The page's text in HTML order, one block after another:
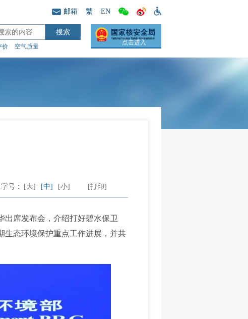
邮箱 繁 EN
价 空气质量
点击进入
[打印]
字号： [大] [中] [小]
席发布会，介绍打好碧水保卫
生态环境保护重点工作进展，并共